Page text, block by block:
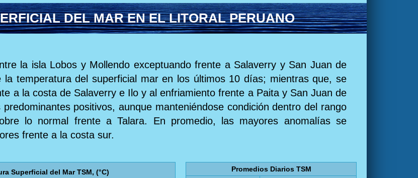
DEL MAR EN EL LITORAL PERUANO
la isla Lobos y Mollendo exceptuando frente a Salaverry y San Juan de
temperatura del superficial mar en los últimos 10 días; mientras que, se
a la costa de Salaverry e Ilo y al enfriamiento frente a Paita y San Juan de
positivos, aunque manteniéndose condición dentro del rango
lo normal frente a Talara. En promedio, las mayores anomalías se
frente a la costa sur.
Superficial del Mar TSM, (°C) Promedios Diarios TSM